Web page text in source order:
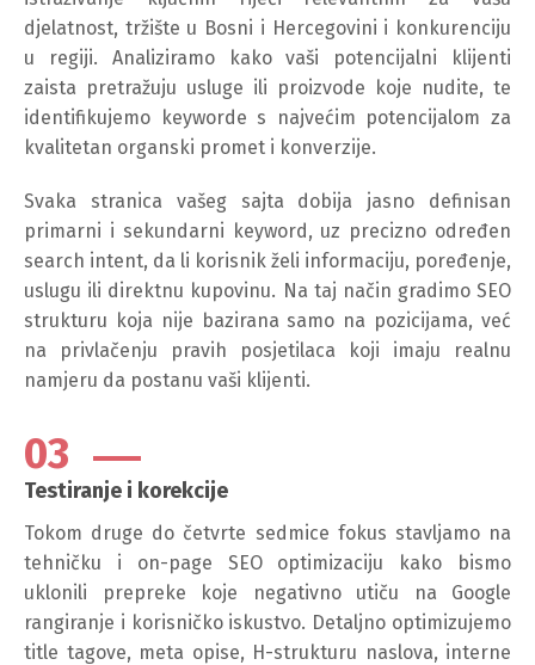
djelatnost, tržište u Bosni i Hercegovini i konkurenciju
u regiji. Analiziramo kako vaši potencijalni klijenti
zaista pretražuju usluge ili proizvode koje nudite, te
identifikujemo keyworde s najvećim potencijalom za
kvalitetan organski promet i konverzije.
Svaka stranica vašeg sajta dobija jasno definisan
primarni i sekundarni keyword, uz precizno određen
search intent, da li korisnik želi informaciju, poređenje,
uslugu ili direktnu kupovinu. Na taj način gradimo SEO
strukturu koja nije bazirana samo na pozicijama, već
na privlačenju pravih posjetilaca koji imaju realnu
namjeru da postanu vaši klijenti.
03
Testiranje i korekcije
Tokom druge do četvrte sedmice fokus stavljamo na
tehničku i on-page SEO optimizaciju kako bismo
uklonili prepreke koje negativno utiču na Google
rangiranje i korisničko iskustvo. Detaljno optimizujemo
title tagove, meta opise, H-strukturu naslova, interne